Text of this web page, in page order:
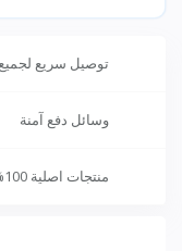
توصيل سريع
وسائل دفع آمنة
منتجات اصلية 100%